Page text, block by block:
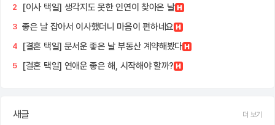
2 [이사 택일] 생각지도 못한 인연이 찾아온 날
3 좋은 날 잡아서 이사했더니 마음이 편하네요
4 [결혼 택일] 문서운 좋은 날 부동산 계약해봤다
5 [결혼 택일] 연애운 좋은 해, 시작해야 할까?
새글 더 보기